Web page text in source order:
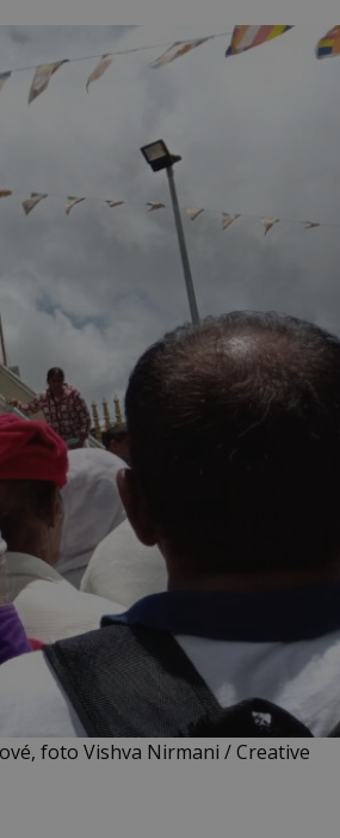
foto Vishva Nirmani / Creative